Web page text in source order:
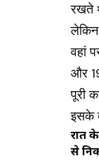
रखते
वहां
और
पूरी
इसके
रात
से